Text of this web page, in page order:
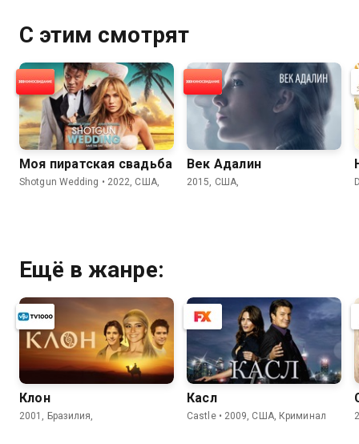
С этим смотрят
Моя пиратская свадьба
Shotgun Wedding • 2022, США,
Век Адалин
2015, США,
Ещё в жанре:
Клон
2001, Бразилия,
Касл
Castle • 2009, США, Криминал